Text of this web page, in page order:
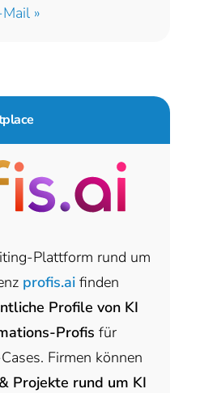
»
Plattform rund um
profis.ai finden
Profile von KI
Profis für
Firmen können
Projekte rund um KI